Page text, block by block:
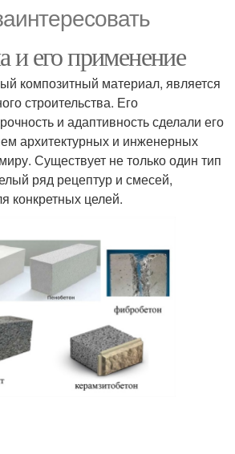
и его применение
композитный материал, является
строительства. Его
и адаптивность сделали его
архитектурных и инженерных
Существует не только один тип
ряд рецептур и смесей,
конкретных целей.